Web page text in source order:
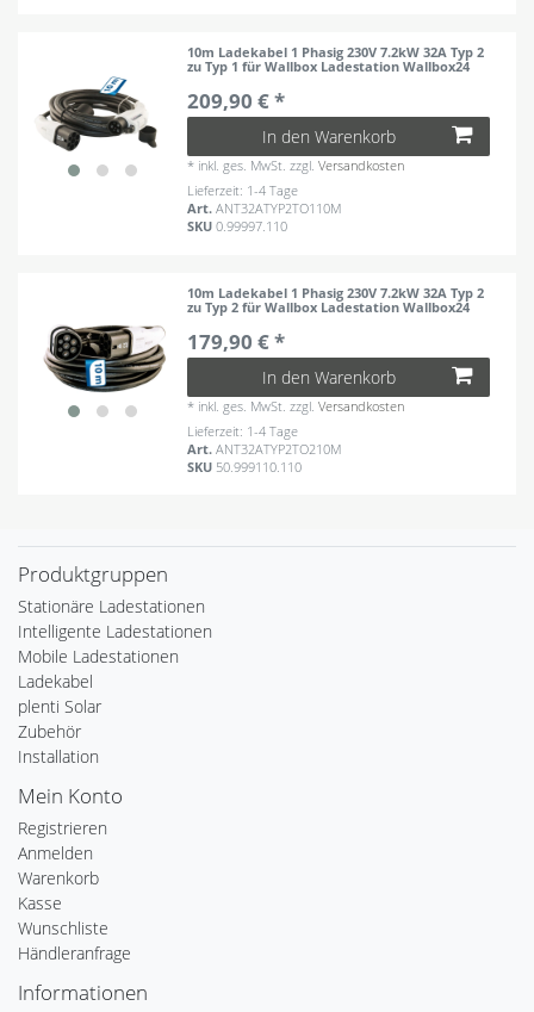
10m Ladekabel 1 Phasig 230V 7.2kW 32A Typ 2
zu Typ 1 für Wallbox Ladestation Wallbox24
209,90 € *
In den Warenkorb
* inkl. ges. MwSt. zzgl.Versandkosten
Lieferzeit: 1-4 Tage
Art.ANT32ATYP2TO110M
SKU0.99997.110
10m Ladekabel 1 Phasig 230V 7.2kW 32A Typ 2
zu Typ 2 für Wallbox Ladestation Wallbox24
179,90 € *
In den Warenkorb
* inkl. ges. MwSt. zzgl.Versandkosten
Lieferzeit: 1-4 Tage
Art.ANT32ATYP2TO210M
SKU 50.999110.110
Produktgruppen
Stationäre Ladestationen
Intelligente Ladestationen
Mobile Ladestationen
Ladekabel
plenti Solar
Zubehör
Installation
Mein Konto
Registrieren
Anmelden
Warenkorb
Kasse
Wunschliste
Händleranfrage
Informationen